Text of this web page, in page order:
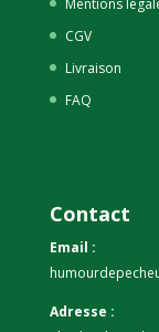
Mentions
CGV
Livraison
FAQ
Contact
Email :
Adresse :